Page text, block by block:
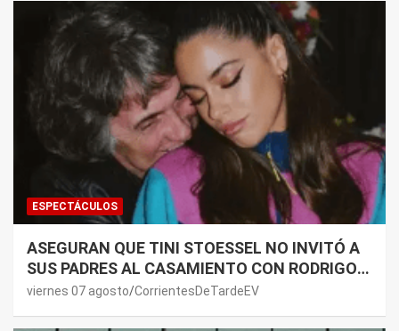
ESPECTÁCULOS
ASEGURAN QUE TINI STOESSEL NO INVITÓ A
SUS PADRES AL CASAMIENTO CON RODRIGO
DE PAUL: LOS MOTIVOS
viernes 07 agosto CorrientesDeTardeEV